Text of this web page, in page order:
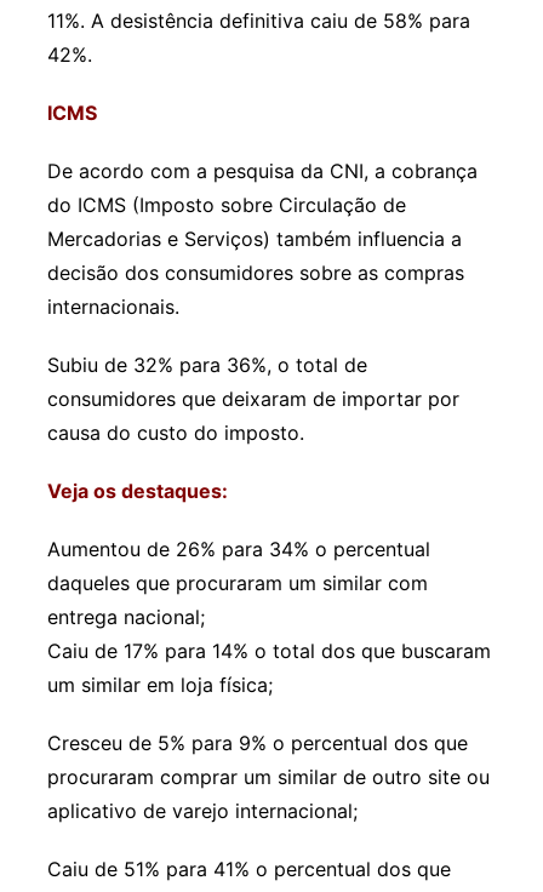
11%. A desistência definitiva caiu de 58% para
42%.
ICMS
De acordo com a pesquisa da CNI, a cobrança
do ICMS (Imposto sobre Circulação de
Mercadorias e Serviços) também influencia a
decisão dos consumidores sobre as compras
internacionais.
Subiu de 32% para 36%, o total de
consumidores que deixaram de importar por
causa do custo do imposto.
Veja os destaques:
Aumentou de 26% para 34% o percentual
daqueles que procuraram um similar com
entrega nacional;
Caiu de 17% para 14% o total dos que buscaram
um similar em loja física;
Cresceu de 5% para 9% o percentual dos que
procuraram comprar um similar de outro site ou
aplicativo de varejo internacional;
Caiu de 51% para 41% o percentual dos que